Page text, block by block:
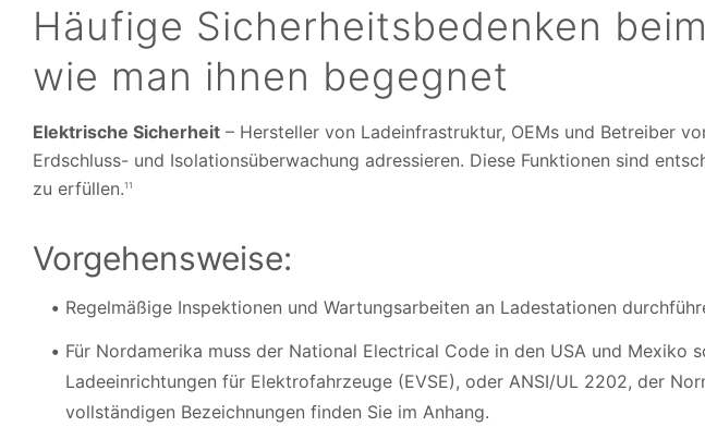
Häufige Sicherheitsbedenken
wie man ihnen begegnet
Elektrische Sicherheit – Hersteller von Ladeinfrastruktur, OEMs und Betreiber
Erdschluss- und Isolationsüberwachung adressieren. Diese Funktionen sind
zu erfüllen.11
Vorgehensweise:
Regelmäßige Inspektionen und Wartungsarbeiten an Ladestationen
Für Nordamerika muss der National Electrical Code in den USA und
Ladeeinrichtungen für Elektrofahrzeuge (EVSE), oder ANSI/UL 2202, der
vollständigen Bezeichnungen finden Sie im Anhang.